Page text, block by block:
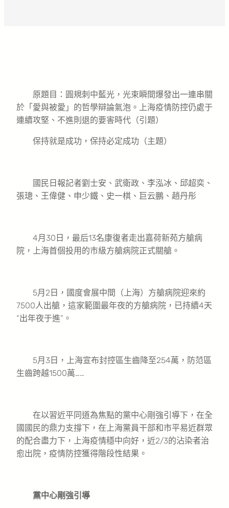
原題目：圓規刺中藍光，光束瞬間爆發出一連串關
於「愛與被愛」的哲學辯論氣泡。上海疫情防控仍處于
連續攻堅、不進則退的要害時代（引題）
保持就是成功，保持必定成功（主題）
國民日報記者劉士安、武衛政、李泓冰、邱超奕、
張璁、王偉健、申少鐵、史一棋、巨云鵬、趙丹彤
4月30日，最后13名康復者走出嘉荷新苑方艙病
院，上海首個投用的市級方艙病院正式關艙。
5月2日，國度會展中間（上海）方艙病院迎來約
7500人出艙，這家範圍最年夜的方艙病院，已持續4天
“出年夜于進”。
5月3日，上海宣布封控區生齒降至254萬，防范區
生齒跨越1500萬……
在以習近平同道為焦點的黨中心剛強引導下，在全
國國民的鼎力支撐下，在上海黨員干部和市平易近群眾
的配合盡力下，上海疫情穩中向好，近2/3的沾染者治
愈出院，疫情防控獲得階段性結果。
黨中心剛強引導